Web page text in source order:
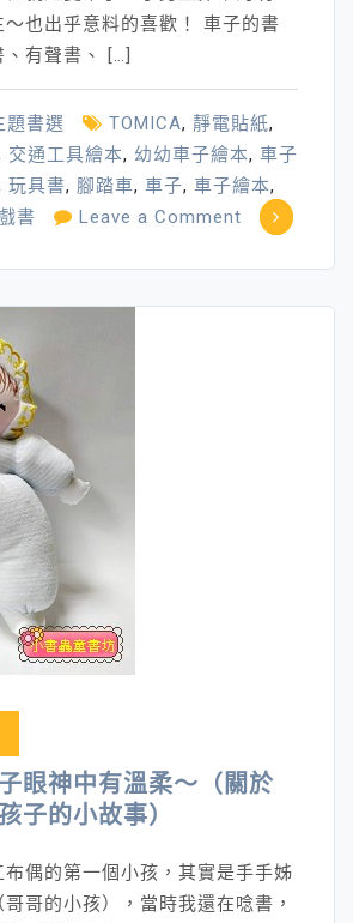
也出乎意料的喜歡！ 車子的書
有聲書、 […]
題書選 TOMICA, 靜電貼紙,
交通工具繪本, 幼幼車子繪本, 車子
玩具書, 腳踏車, 車子, 車子繪本,
書 Leave a Comment on
愛
幼
眼神中有溫柔～（關於
子的小故事）
偶的第一個小孩，其實是手手姊
哥的小孩），當時我還在唸書，